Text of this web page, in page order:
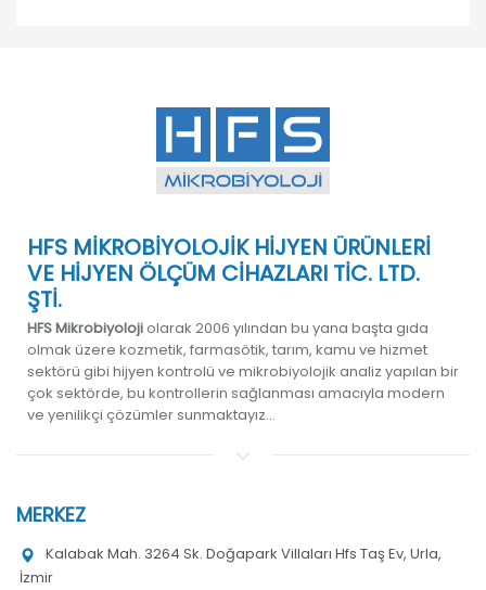
HFS MİKROBİYOLOJİK HİJYEN ÜRÜNLERİ
VE HİJYEN ÖLÇÜM CİHAZLARI TİC. LTD.
ŞTİ.
HFS Mikrobiyolojiolarak 2006 yılından bu yana başta gıda
olmak üzere kozmetik, farmasötik, tarım, kamu ve hizmet
sektörü gibi hijyen kontrolü ve mikrobiyolojik analiz yapılan bir
çok sektörde, bu kontrollerin sağlanması amacıyla modern
ve yenilikçi çözümler sunmaktayız...
MERKEZ
Kalabak Mah. 3264 Sk. Doğapark Villaları Hfs Taş Ev, Urla,
İzmir